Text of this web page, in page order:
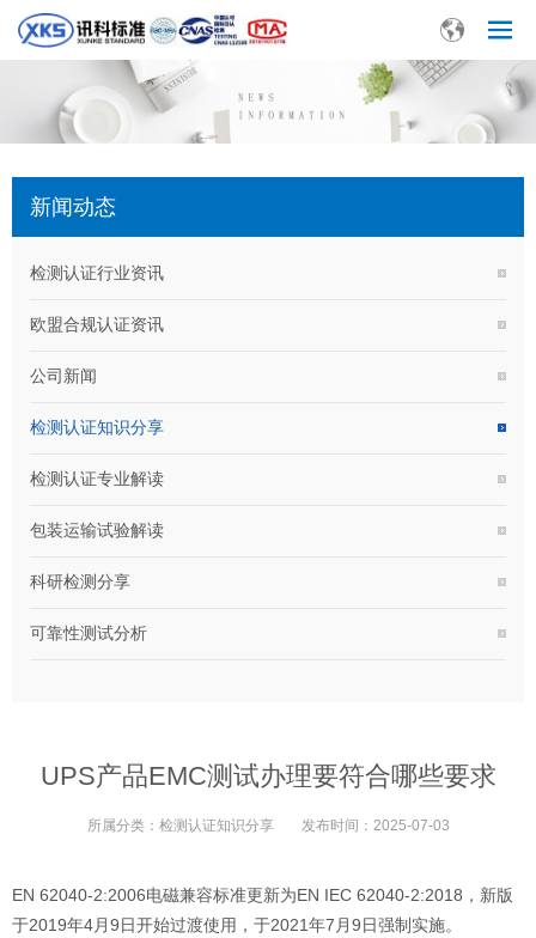
新闻动态
检测认证行业资讯
欧盟合规认证资讯
公司新闻
检测认证知识分享
检测认证专业解读
包装运输试验解读
科研检测分享
可靠性测试分析
UPS产品EMC测试办理要符合哪些要求
所属分类： 检测认证知识分享 发布时间： 2025-07-03
EN 62040-2:2006电磁兼容标准更新为EN IEC 62040-2:2018，新版
于2019年4月9日开始过渡使用，于2021年7月9日强制实施。